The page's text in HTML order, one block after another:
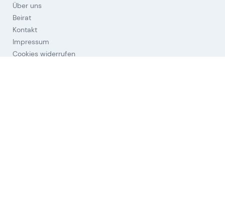
Über uns
Beirat
Kontakt
Impressum
Cookies widerrufen